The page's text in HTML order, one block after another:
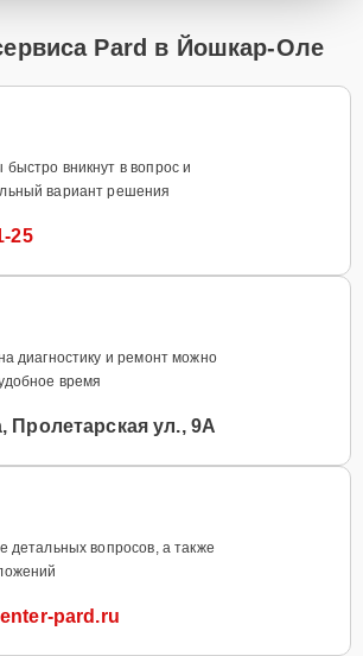
Pard в Йошкар-Оле
вникнут в вопрос и
вариант решения
25
диагностику и ремонт можно
время
Пролетарская ул., 9А
детальных вопросов, а также
pard.ru